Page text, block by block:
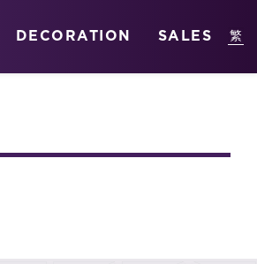
DECORATION SALES